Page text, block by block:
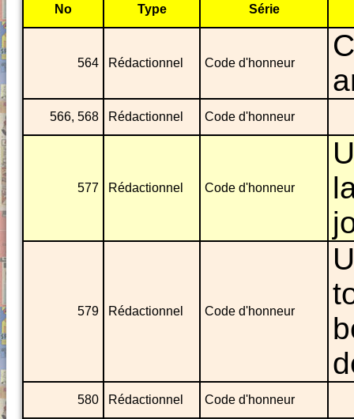
No Type Série
564 Rédactionnel Code d'honneur
566, 568 Rédactionnel Code d'honneur
577 Rédactionnel Code d'honneur
579 Rédactionnel Code d'honneur
580 Rédactionnel Code d'honneur